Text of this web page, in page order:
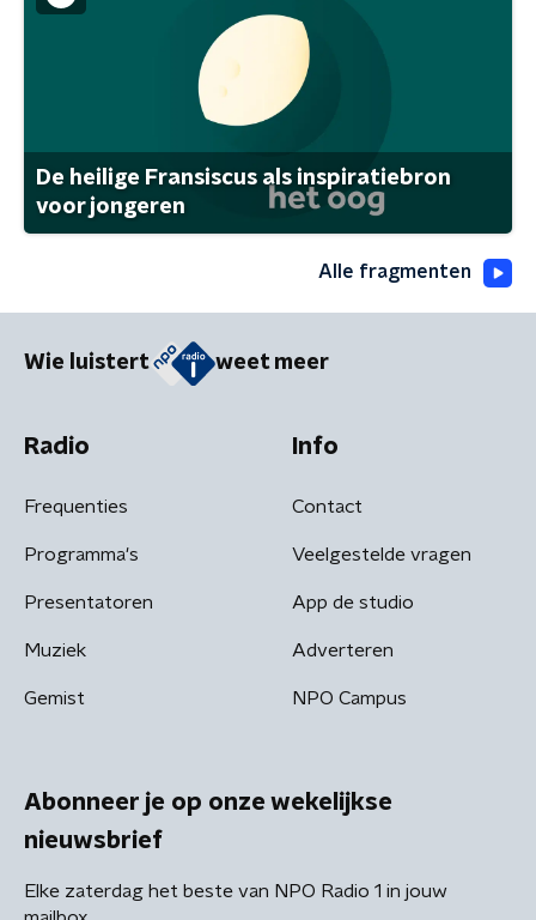
De heilige Fransiscus als inspiratiebron
voor jongeren
Alle fragmenten
Wie luistert weet meer
Radio
Frequenties
Programma's
Presentatoren
Muziek
Gemist
Info
Contact
Veelgestelde vragen
App de studio
Adverteren
NPO Campus
Abonneer je op onze wekelijkse
nieuwsbrief
Elke zaterdag het beste van NPO Radio 1 in jouw